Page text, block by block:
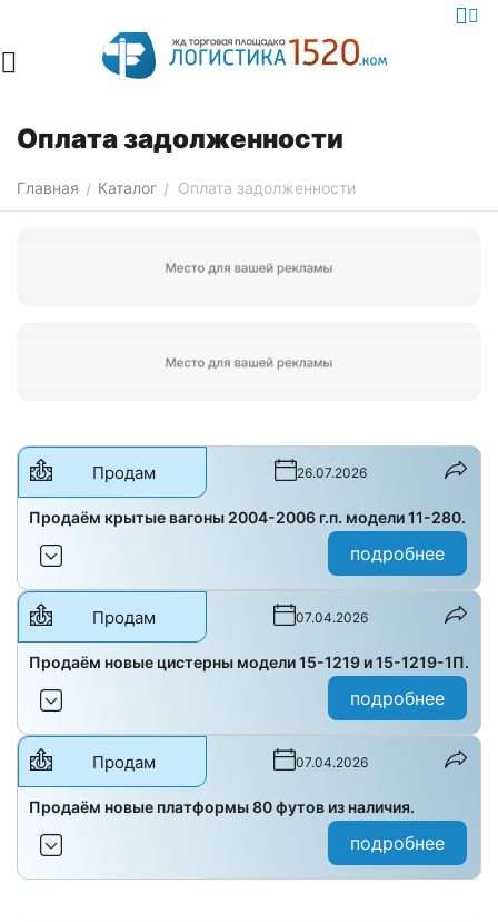
Оплата задолженности
Главная / Каталог / Оплата задолженности
Продам 26.07.2026
Продаём крытые вагоны 2004-2006 г.п. модели 11-280.
подробнее
Продам 07.04.2026
Продаём новые цистерны модели 15-1219 и 15-1219-1П.
подробнее
Продам 07.04.2026
Продаём новые платформы 80 футов из наличия.
подробнее